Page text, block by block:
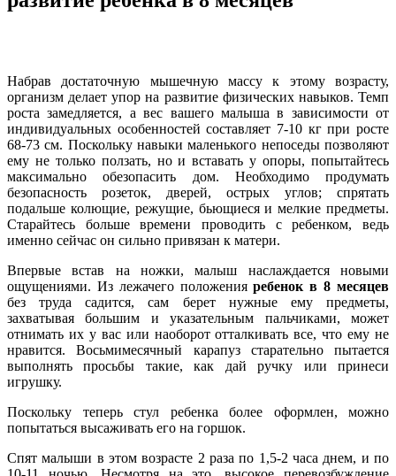
Набрав достаточную мышечную массу к этому возрасту,
организм делает упор на развитие физических навыков. Темп
роста замедляется, а вес вашего малыша в зависимости от
индивидуальных особенностей составляет 7-10 кг при росте
68-73 см. Поскольку навыки маленького непоседы позволяют
ему не только ползать, но и вставать у опоры, попытайтесь
максимально обезопасить дом. Необходимо продумать
безопасность розеток, дверей, острых углов; спрятать
подальше колющие, режущие, бьющиеся и мелкие предметы.
Старайтесь больше времени проводить с ребенком, ведь
именно сейчас он сильно привязан к матери.
Впервые встав на ножки, малыш наслаждается новыми
ощущениями. Из лежачего положенияребенок в 8 месяцев
без труда садится, сам берет нужные ему предметы,
захватывая большим и указательным пальчиками, может
отнимать их у вас или наоборот отталкивать все, что ему не
нравится. Восьмимесячный карапуз старательно пытается
выполнять просьбы такие, как дай ручку или принеси
игрушку.
Поскольку теперь стул ребенка более оформлен, можно
попытаться высаживать его на горшок.
Спят малыши в этом возрасте 2 раза по 1,5-2 часа днем, и по